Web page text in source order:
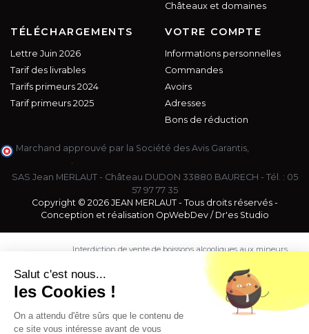
Châteaux et domaines
TÉLÉCHARGEMENTS
Lettre Juin 2026
Tarif des livrables
Tarifs primeurs 2024
Tarif primeurs 2025
VOTRE COMPTE
Informations personnelles
Commandes
Avoirs
Adresses
Bons de réduction
Marchand approuvé par la Société des Avis Garantis,
.
SAS Jean MERLAUT - Château DUDON 33880 BAURECH - Tél. : 05
57 97 77 35
Copyright © 2026 JEAN MERLAUT - Tous droits réservés -
Conception et réalisation OpWebDev/ Dr'es Studio
Interdiction de vente de boissons alcooliques aux mineurs
est exigée au moment de la vente en ligne.
CODE DE LA SANTE PUBLIQUE, ART. L. 3342-1 et L. 3353-3
L'abus d'alcool est dangereux pour la santé. Sachez
Salut c'est nous...
les Cookies !
On a attendu d'être sûrs que le contenu de
ce site vous intéresse avant de vous